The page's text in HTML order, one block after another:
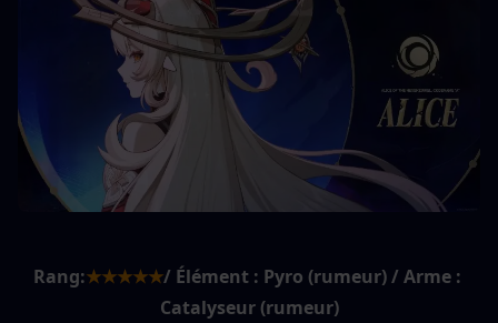
Rang:★★★★★/ Élément : Pyro (rumeur) / Arme :
Catalyseur (rumeur)